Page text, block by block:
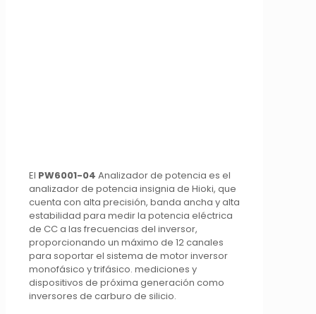
El PW6001-04 Analizador de potencia es el
analizador de potencia insignia de Hioki, que
cuenta con alta precisión, banda ancha y alta
estabilidad para medir la potencia eléctrica
de CC a las frecuencias del inversor,
proporcionando un máximo de 12 canales
para soportar el sistema de motor inversor
monofásico y trifásico. mediciones y
dispositivos de próxima generación como
inversores de carburo de silicio.